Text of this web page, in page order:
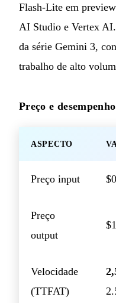
Flash-Lite em
AI Studio e Vertex
da série Gemini 3,
trabalho de alto
Preço e desempenho
ASPECTO
Preço input
Preço
output
Velocidade
(TTFAT)